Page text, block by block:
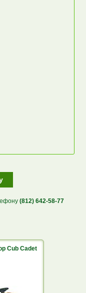
(812) 642-58-77
Cub Cadet